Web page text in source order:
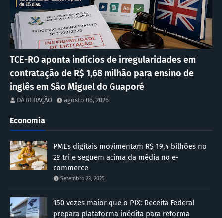
TCE-RO aponta indícios de irregularidades em
contratação de R$ 1,68 milhão para ensino de
inglês em São Miguel do Guaporé
DA REDAÇÃO agosto 06, 2026
Economia
PMEs digitais movimentam R$ 19,4 bilhões no
2º tri e seguem acima da média no e-
commerce
Setembro 23, 2025
150 vezes maior que o PIX: Receita Federal
prepara plataforma inédita para reforma